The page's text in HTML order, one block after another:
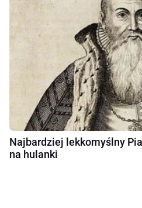
Najbardziej lekkomyślny
na hulanki